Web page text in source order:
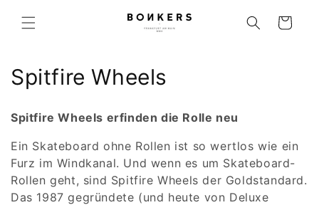
zum Inhalt Warenkorb
Kategorie:
Spitfire Wheels
Spitfire Wheels erfinden die Rolle neu
Ein Skateboard ohne Rollen ist so wertlos wie ein
Furz im Windkanal. Und wenn es um Skateboard-
Rollen geht, sind Spitfire Wheels der Goldstandard.
Das 1987 gegründete (und heute von Deluxe